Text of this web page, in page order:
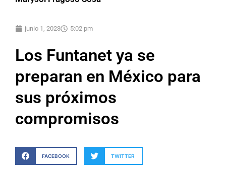
junio 1, 2023 5:02 pm
Los Funtanet ya se
preparan en México para
sus próximos
compromisos
FACEBOOK TWITTER